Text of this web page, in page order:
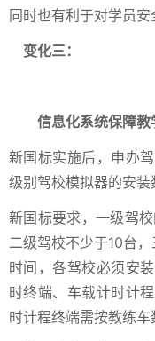
同时也有利于对学员安
变化三：
信息化系统保障教
新国标实施后，申办
级别驾校模拟器的安装
新国标要求，一级驾
二级驾校不少于10台
时间，各驾校必须安
时终端、车载计时计
时计程终端需按教练车